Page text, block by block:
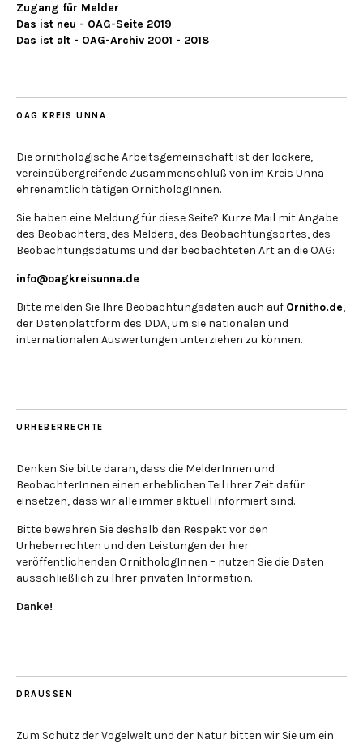
Zugang für Melder
Das ist neu - OAG-Seite 2019
Das ist alt - OAG-Archiv 2001 - 2018
OAG KREIS UNNA
Die ornithologische Arbeitsgemeinschaft ist der lockere,
vereinsübergreifende Zusammenschluß von im Kreis Unna
ehrenamtlich tätigen OrnithologInnen.
Sie haben eine Meldung für diese Seite? Kurze Mail mit Angabe
des Beobachters, des Melders, des Beobachtungsortes, des
Beobachtungsdatums und der beobachteten Art an die OAG:
info@oagkreisunna.de
Bitte melden Sie Ihre Beobachtungsdaten auch auf Ornitho.de,
der Datenplattform des DDA, um sie nationalen und
internationalen Auswertungen unterziehen zu können.
URHEBERRECHTE
Denken Sie bitte daran, dass die MelderInnen und
BeobachterInnen einen erheblichen Teil ihrer Zeit dafür
einsetzen, dass wir alle immer aktuell informiert sind.
Bitte bewahren Sie deshalb den Respekt vor den
Urheberrechten und den Leistungen der hier
veröffentlichenden OrnithologInnen – nutzen Sie die Daten
ausschließlich zu Ihrer privaten Information.
Danke!
DRAUSSEN
Zum Schutz der Vogelwelt und der Natur bitten wir Sie um ein